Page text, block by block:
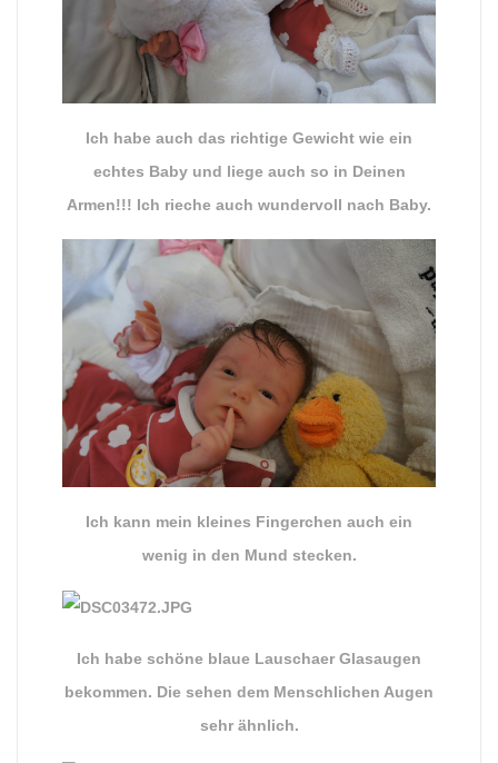
Ich habe auch das richtige Gewicht wie ein
echtes Baby und liege auch so in Deinen
Armen!!! Ich rieche auch wundervoll nach Baby.
Ich kann mein kleines Fingerchen auch ein
wenig in den Mund stecken.
Ich habe schöne blaue Lauschaer Glasaugen
bekommen. Die sehen dem Menschlichen Augen
sehr ähnlich.